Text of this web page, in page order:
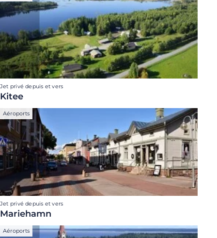
Jet privé depuis et vers
Kitee
Aéroports
Jet privé depuis et vers
Mariehamn
Aéroports